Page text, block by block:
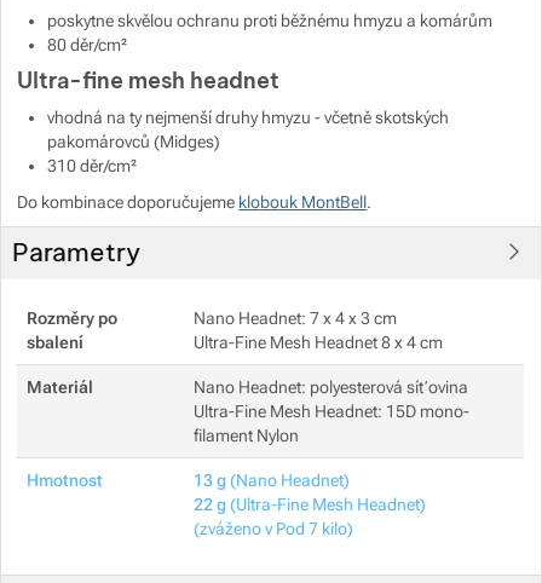
poskytne skvělou ochranu proti běžnému hmyzu a komárům
80 děr/cm²
Ultra-fine mesh headnet
vhodná na ty nejmenší druhy hmyzu - včetně skotských
pakomárovců (Midges)
310 děr/cm²
Do kombinace doporučujeme klobouk MontBell.
Parametry
Rozměry po
sbalení
Nano Headnet: 7 x 4 x 3 cm
Ultra-Fine Mesh Headnet 8 x 4 cm
Materiál
Nano Headnet: polyesterová síťovina
Ultra-Fine Mesh Headnet: 15D mono-
filament Nylon
Hmotnost 13 g (Nano Headnet)
22 g (Ultra-Fine Mesh Headnet)
(zváženo v Pod 7 kilo)
Zobrazit více
Zobrazit více